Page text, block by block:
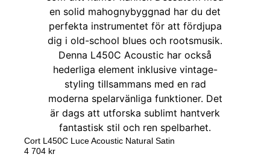
Cort L450C Luce Acoustic Natural Satin
4 704 kr